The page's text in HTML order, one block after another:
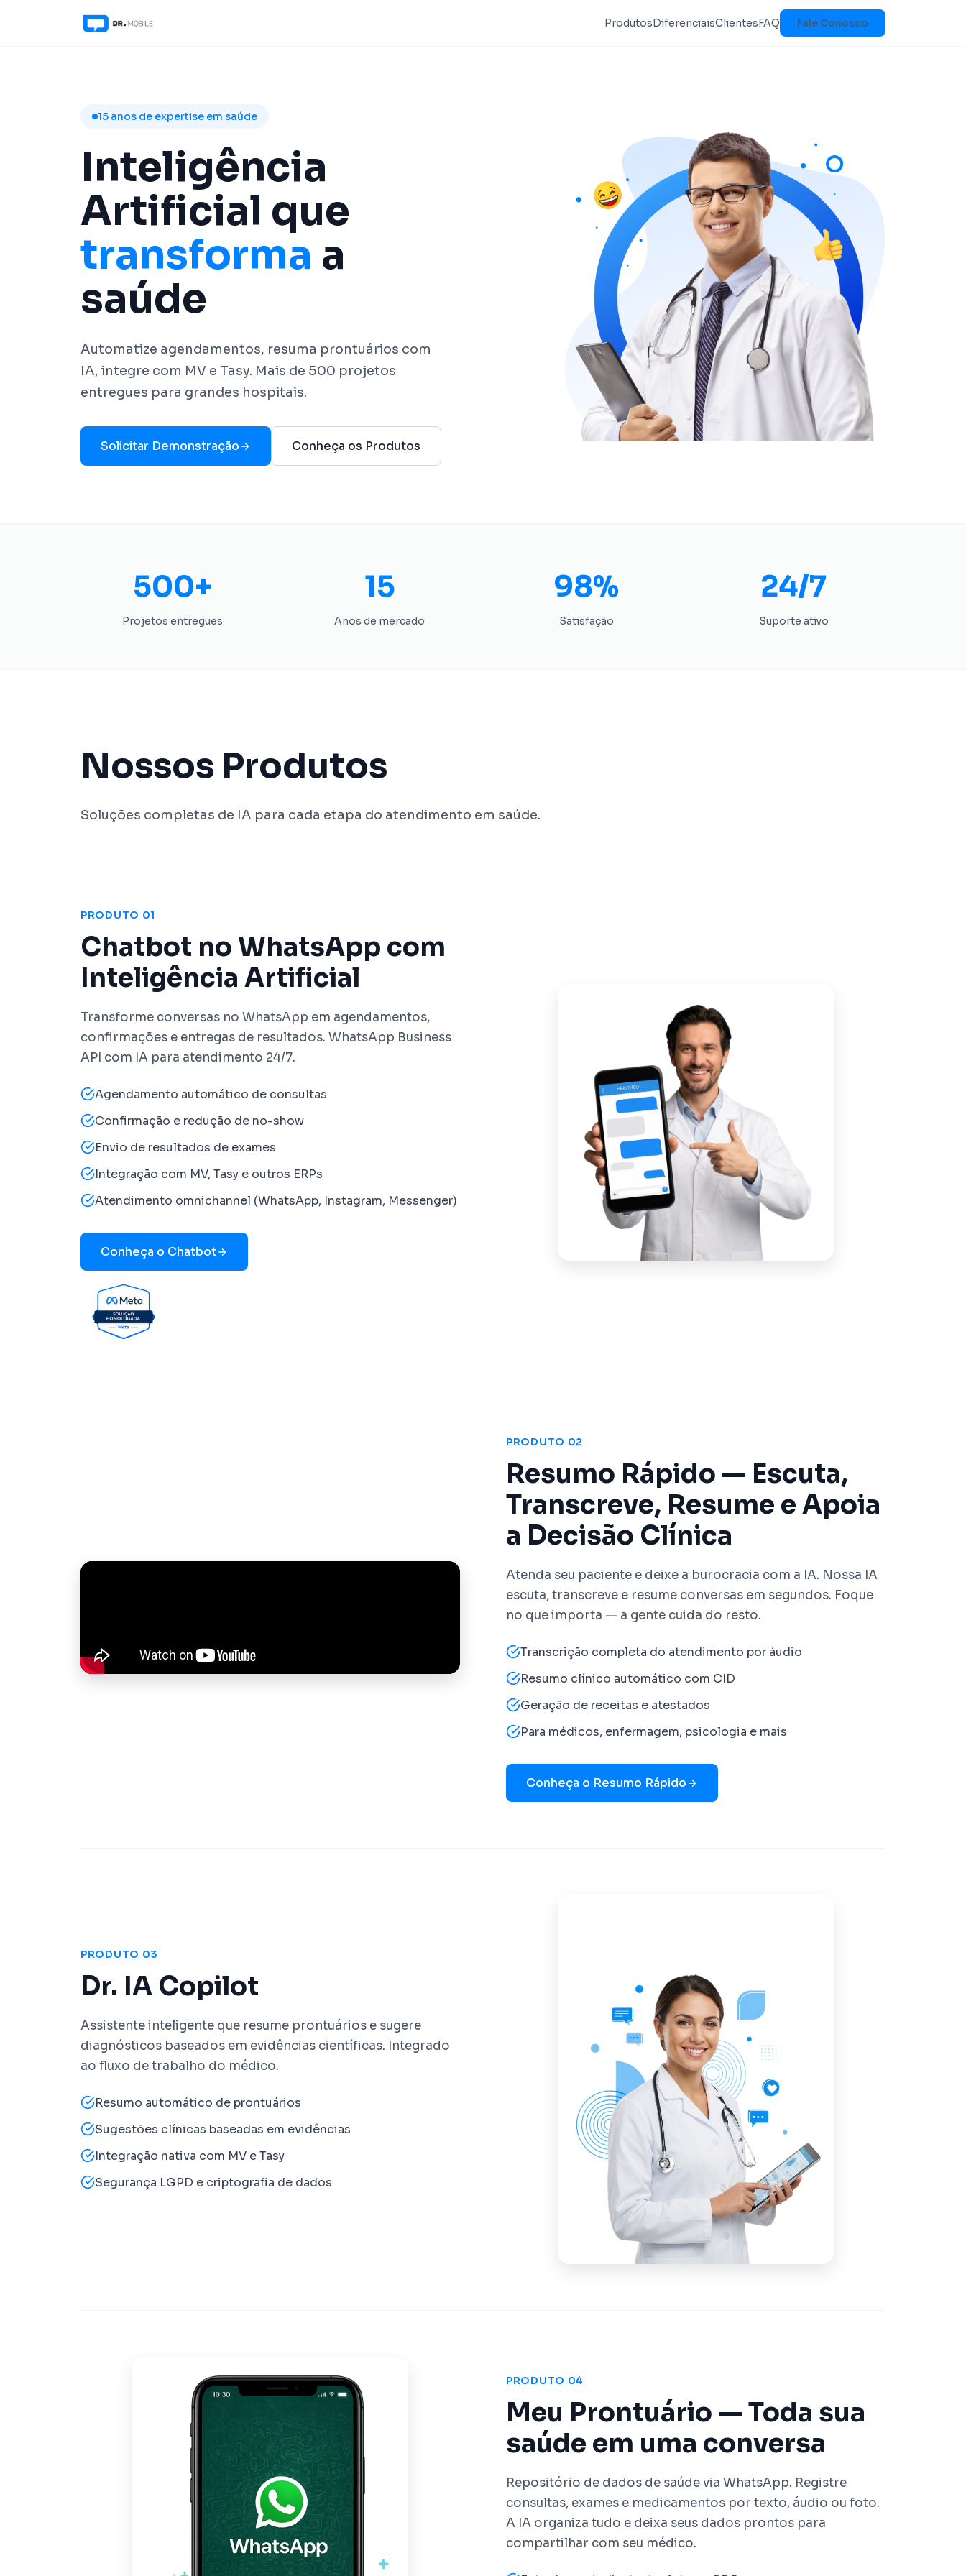
ProdutosDiferenciaisClientesFAQ Fale Conosco
15 anos de expertise em saúde
Inteligência
Artificial que
transforma a
saúde
Automatize agendamentos, resuma prontuários com
IA, integre com MV e Tasy. Mais de 500 projetos
entregues para grandes hospitais.
Solicitar Demonstração Conheça os Produtos
500+
Projetos entregues
15
Anos de mercado
98%
Satisfação
24/7
Suporte ativo
Nossos Produtos
Soluções completas de IA para cada etapa do atendimento em saúde.
PRODUTO 01
Chatbot no WhatsApp com
Inteligência Artificial
Transforme conversas no WhatsApp em agendamentos,
confirmações e entregas de resultados. WhatsApp Business
API com IA para atendimento 24/7.
Agendamento automático de consultas
Confirmação e redução de no-show
Envio de resultados de exames
Integração com MV, Tasy e outros ERPs
Atendimento omnichannel (WhatsApp, Instagram, Messenger)
Conheça o Chatbot
PRODUTO 02
Resumo Rápido — Escuta,
Transcreve, Resume e Apoia
a Decisão Clínica
Atenda seu paciente e deixe a burocracia com a IA. Nossa IA
escuta, transcreve e resume conversas em segundos. Foque
no que importa — a gente cuida do resto.
Transcrição completa do atendimento por áudio
Resumo clínico automático com CID
Geração de receitas e atestados
Para médicos, enfermagem, psicologia e mais
Conheça o Resumo Rápido
PRODUTO 03
Dr. IA Copilot
Assistente inteligente que resume prontuários e sugere
diagnósticos baseados em evidências científicas. Integrado
ao fluxo de trabalho do médico.
Resumo automático de prontuários
Sugestões clínicas baseadas em evidências
Integração nativa com MV e Tasy
Segurança LGPD e criptografia de dados
PRODUTO 04
Meu Prontuário — Toda sua
saúde em uma conversa
Repositório de dados de saúde via WhatsApp. Registre
consultas, exames e medicamentos por texto, áudio ou foto.
A IA organiza tudo e deixa seus dados prontos para
compartilhar com seu médico.